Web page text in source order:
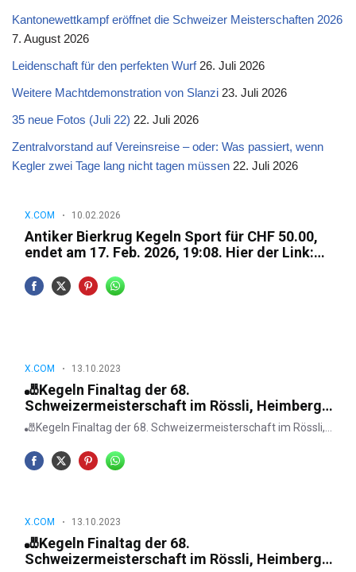
Kantonewettkampf eröffnet die Schweizer Meisterschaften 2026
7. August 2026
Leidenschaft für den perfekten Wurf 26. Juli 2026
Weitere Machtdemonstration von Slanzi 23. Juli 2026
35 neue Fotos (Juli 22) 22. Juli 2026
Zentralvorstand auf Vereinsreise – oder: Was passiert, wenn
Kegler zwei Tage lang nicht tagen müssen 22. Juli 2026